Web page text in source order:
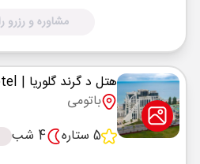
مشاوره و رزرو
هتل د گرند گلوریا | The Grand Gloria Hotel
باتومی
5 ستاره
4 شب